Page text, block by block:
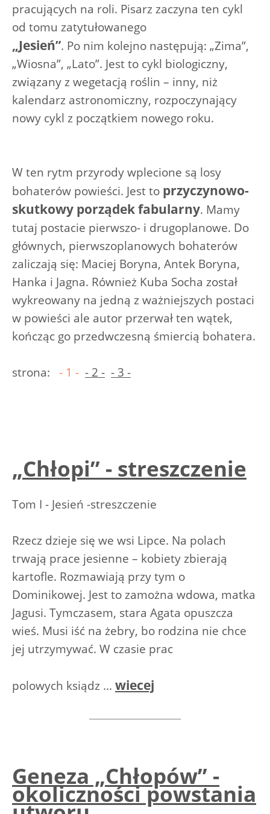
pracujących na roli. Pisarz zaczyna ten cykl
od tomu zatytułowanego
„Jesień”. Po nim kolejno następują: „Zima”,
„Wiosna”, „Lato”. Jest to cykl biologiczny,
związany z wegetacją roślin – inny, niż
kalendarz astronomiczny, rozpoczynający
nowy cykl z początkiem nowego roku.
W ten rytm przyrody wplecione są losy
bohaterów powieści. Jest to przyczynowo-
skutkowy porządek fabularny. Mamy
tutaj postacie pierwszo- i drugoplanowe. Do
głównych, pierwszoplanowych bohaterów
zaliczają się: Maciej Boryna, Antek Boryna,
Hanka i Jagna. Również Kuba Socha został
wykreowany na jedną z ważniejszych postaci
w powieści ale autor przerwał ten wątek,
kończąc go przedwczesną śmiercią bohatera.
strona: - 1 - - 2 - - 3 -
„Chłopi” - streszczenie
Tom I - Jesień -streszczenie
Rzecz dzieje się we wsi Lipce. Na polach
trwają prace jesienne – kobiety zbierają
kartofle. Rozmawiają przy tym o
Dominikowej. Jest to zamożna wdowa, matka
Jagusi. Tymczasem, stara Agata opuszcza
wieś. Musi iść na żebry, bo rodzina nie chce
jej utrzymywać. W czasie prac
polowych ksiądz ... wiecej
Geneza „Chłopów” -
okoliczności powstania